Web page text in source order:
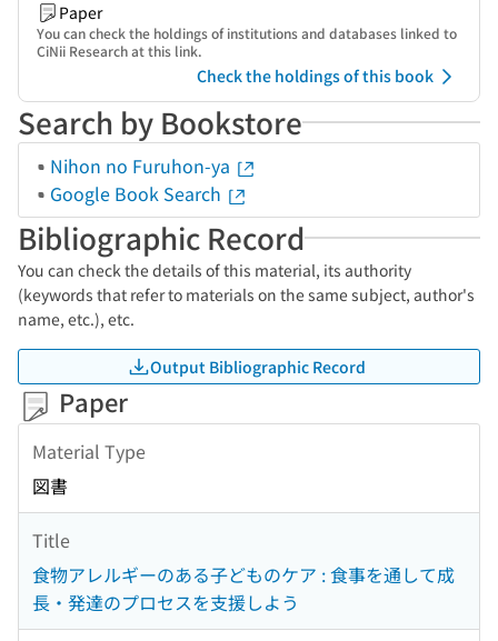
Paper
You can check the holdings of institutions and databases linked to
CiNii Research at this link.
Check the holdings of this book
Search by Bookstore
Nihon no Furuhon-ya
Google Book Search
Bibliographic Record
You can check the details of this material, its authority
(keywords that refer to materials on the same subject, author's
name, etc.), etc.
Output Bibliographic Record
Paper
Material Type
図書
Title
食物アレルギーのある子どものケア : 食事を通して成
長・発達のプロセスを支援しよう